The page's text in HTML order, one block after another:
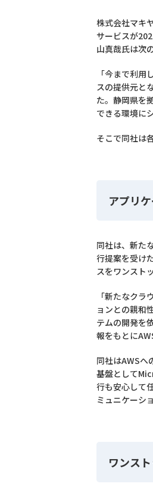
株式会社マキ
サービスが
山真哉氏は次
「今まで利
スの提供元と
た。静岡県を
できる環境に
そこで同社は
アプリ
同社は、新た
行提案を受け
スをワンスト
「新たなク
ョンとの親和
テムの開発を
報をもとに
同社はAWSへ
基盤として
行も安心して
ミュニケーシ
ワンス